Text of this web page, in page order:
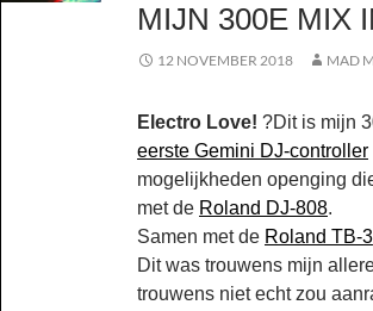
MIJN 300E MIX
12 NOVEMBER 2018 MAD
Electro Love! ?Dit is mijn
eerste Gemini DJ-controller
mogelijkheden openging
met de Roland DJ-808.
Samen met de Roland TB-3
Dit was trouwens mijn
trouwens niet echt zou